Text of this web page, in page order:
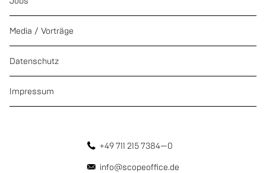
Media / Vorträge
Datenschutz
Impressum
+49 711 215 7384—0
info@scopeoffice.de